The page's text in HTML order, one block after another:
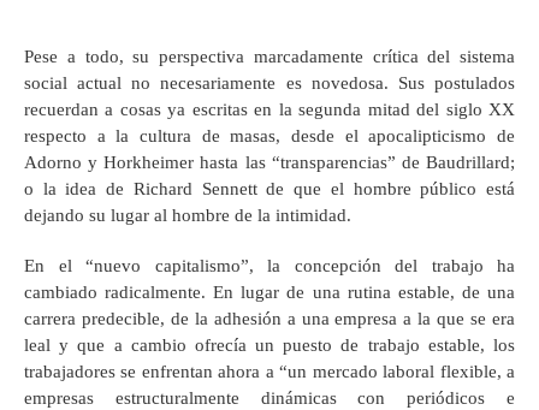
Pese a todo, su perspectiva marcadamente crítica del sistema
social actual no necesariamente es novedosa. Sus postulados
recuerdan a cosas ya escritas en la segunda mitad del siglo XX
respecto a la cultura de masas, desde el apocalipticismo de
Adorno y Horkheimer hasta las “transparencias” de Baudrillard;
o la idea de Richard Sennett de que el hombre público está
dejando su lugar al hombre de la intimidad.
En el “nuevo capitalismo”, la concepción del trabajo ha
cambiado radicalmente. En lugar de una rutina estable, de una
carrera predecible, de la adhesión a una empresa a la que se era
leal y que a cambio ofrecía un puesto de trabajo estable, los
trabajadores se enfrentan ahora a “un mercado laboral flexible, a
empresas estructuralmente dinámicas con periódicos e